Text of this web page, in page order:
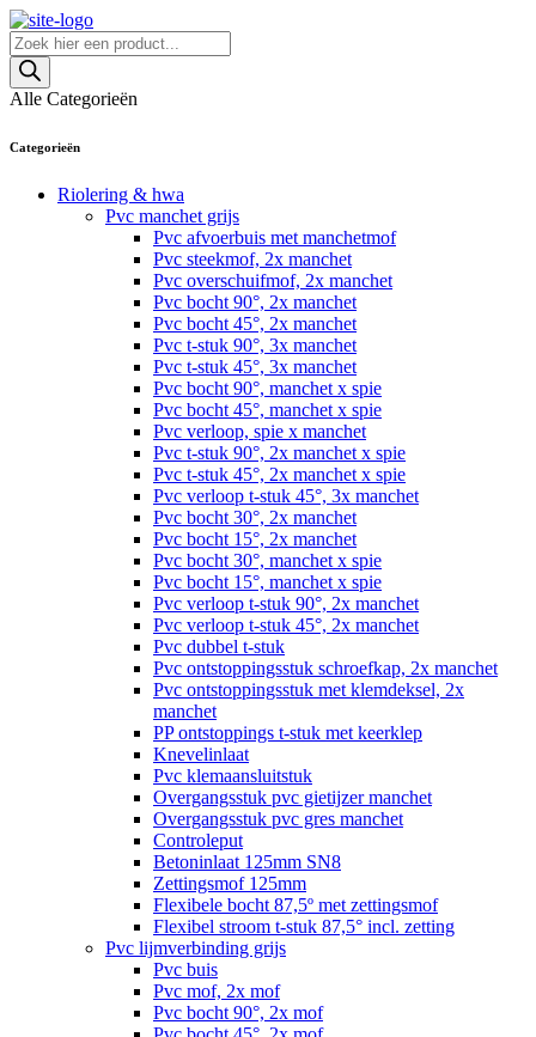
Skip
to
content
Producten
zoeken
Alle Categorieën
Categorieën
Riolering & hwa
Pvc manchet grijs
Pvc afvoerbuis met manchetmof
Pvc steekmof, 2x manchet
Pvc overschuifmof, 2x manchet
Pvc bocht 90°, 2x manchet
Pvc bocht 45°, 2x manchet
Pvc t-stuk 90°, 3x manchet
Pvc t-stuk 45°, 3x manchet
Pvc bocht 90°, manchet x spie
Pvc bocht 45°, manchet x spie
Pvc verloop, spie x manchet
Pvc t-stuk 90°, 2x manchet x spie
Pvc t-stuk 45°, 2x manchet x spie
Pvc verloop t-stuk 45°, 3x manchet
Pvc bocht 30°, 2x manchet
Pvc bocht 15°, 2x manchet
Pvc bocht 30°, manchet x spie
Pvc bocht 15°, manchet x spie
Pvc verloop t-stuk 90°, 2x manchet
Pvc verloop t-stuk 45°, 2x manchet
Pvc dubbel t-stuk
Pvc ontstoppingsstuk schroefkap, 2x manchet
Pvc ontstoppingsstuk met klemdeksel, 2x
manchet
PP ontstoppings t-stuk met keerklep
Knevelinlaat
Pvc klemaansluitstuk
Overgangsstuk pvc gietijzer manchet
Overgangsstuk pvc gres manchet
Controleput
Betoninlaat 125mm SN8
Zettingsmof 125mm
Flexibele bocht 87,5º met zettingsmof
Flexibel stroom t-stuk 87,5° incl. zetting
Pvc lijmverbinding grijs
Pvc buis
Pvc mof, 2x mof
Pvc bocht 90°, 2x mof